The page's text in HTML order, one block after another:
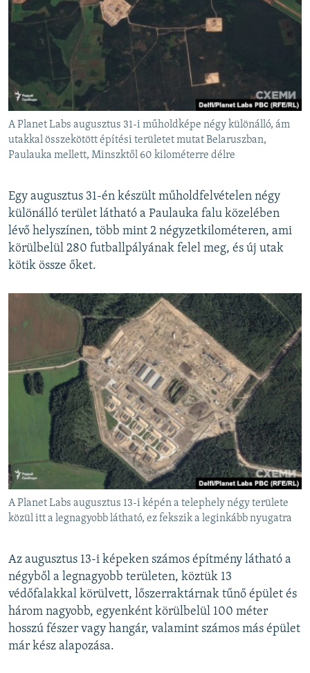
A Planet Labs augusztus 31-i műholdképe négy különálló, ám
utakkal összekötött építési területet mutat Belaruszban,
Paulauka mellett, Minszktől 60 kilométerre délre
Egy augusztus 31-én készült műholdfelvételen négy
különálló terület látható a Paulauka falu közelében
lévő helyszínen, több mint 2 négyzetkilométeren, ami
körülbelül 280 futballpályának felel meg, és új utak
kötik össze őket.
A Planet Labs augusztus 13-i képén a telephely négy területe
közül itt a legnagyobb látható, ez fekszik a leginkább nyugatra
Az augusztus 13-i képeken számos építmény látható a
négyből a legnagyobb területen, köztük 13
védőfalakkal körülvett, lőszerraktárnak tűnő épület és
három nagyobb, egyenként körülbelül 100 méter
hosszú fészer vagy hangár, valamint számos más épület
már kész alapozása.